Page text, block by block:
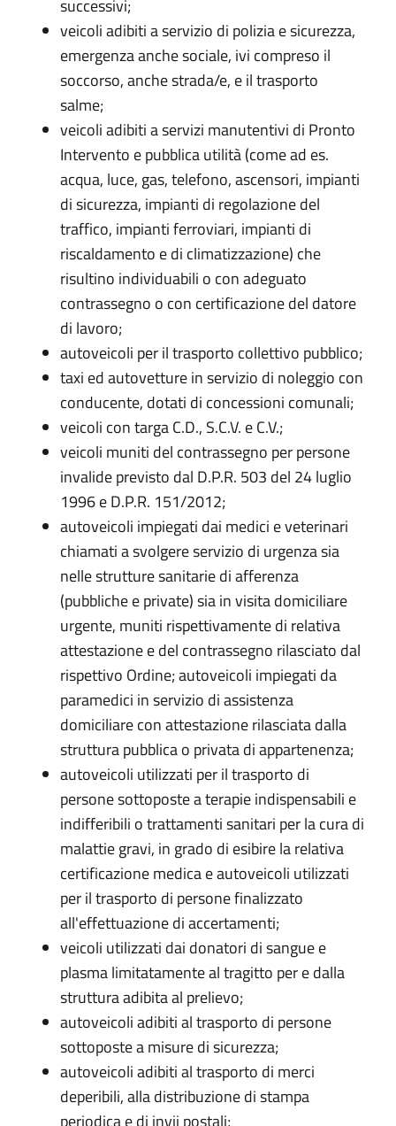
successivi;
veicoli adibiti a servizio di polizia e sicurezza,
emergenza anche sociale, ivi compreso il
soccorso, anche strada/e, e il trasporto
salme;
veicoli adibiti a servizi manutentivi di Pronto
Intervento e pubblica utilità (come ad es.
acqua, luce, gas, telefono, ascensori, impianti
di sicurezza, impianti di regolazione del
traffico, impianti ferroviari, impianti di
riscaldamento e di climatizzazione) che
risultino individuabili o con adeguato
contrassegno o con certificazione del datore
di lavoro;
autoveicoli per il trasporto collettivo pubblico;
taxi ed autovetture in servizio di noleggio con
conducente, dotati di concessioni comunali;
veicoli con targa C.D., S.C.V. e C.V.;
veicoli muniti del contrassegno per persone
invalide previsto dal D.P.R. 503 del 24 luglio
1996 e D.P.R. 151/2012;
autoveicoli impiegati dai medici e veterinari
chiamati a svolgere servizio di urgenza sia
nelle strutture sanitarie di afferenza
(pubbliche e private) sia in visita domiciliare
urgente, muniti rispettivamente di relativa
attestazione e del contrassegno rilasciato dal
rispettivo Ordine; autoveicoli impiegati da
paramedici in servizio di assistenza
domiciliare con attestazione rilasciata dalla
struttura pubblica o privata di appartenenza;
autoveicoli utilizzati per il trasporto di
persone sottoposte a terapie indispensabili e
indifferibili o trattamenti sanitari per la cura di
malattie gravi, in grado di esibire la relativa
certificazione medica e autoveicoli utilizzati
per il trasporto di persone finalizzato
all'effettuazione di accertamenti;
veicoli utilizzati dai donatori di sangue e
plasma limitatamente al tragitto per e dalla
struttura adibita al prelievo;
autoveicoli adibiti al trasporto di persone
sottoposte a misure di sicurezza;
autoveicoli adibiti al trasporto di merci
deperibili, alla distribuzione di stampa
periodica e di invii postali;